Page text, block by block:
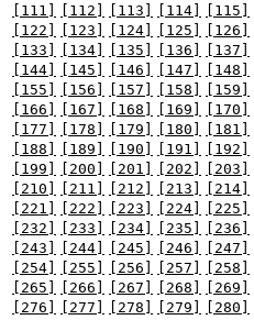
[111]
[112] [113] [114] [115]
[122]
[123] [124] [125] [126]
[133]
[134] [135] [136] [137]
[144]
[145] [146] [147] [148]
[155]
[156] [157] [158] [159]
[166]
[167] [168] [169] [170]
[177]
[178] [179] [180] [181]
[188]
[189] [190] [191] [192]
[199]
[200] [201] [202] [203]
[210]
[211] [212] [213] [214]
[221]
[222] [223] [224] [225]
[232]
[233] [234] [235] [236]
[243]
[244] [245] [246] [247]
[254]
[255] [256] [257] [258]
[265]
[266] [267] [268] [269]
[276]
[277] [278] [279] [280]